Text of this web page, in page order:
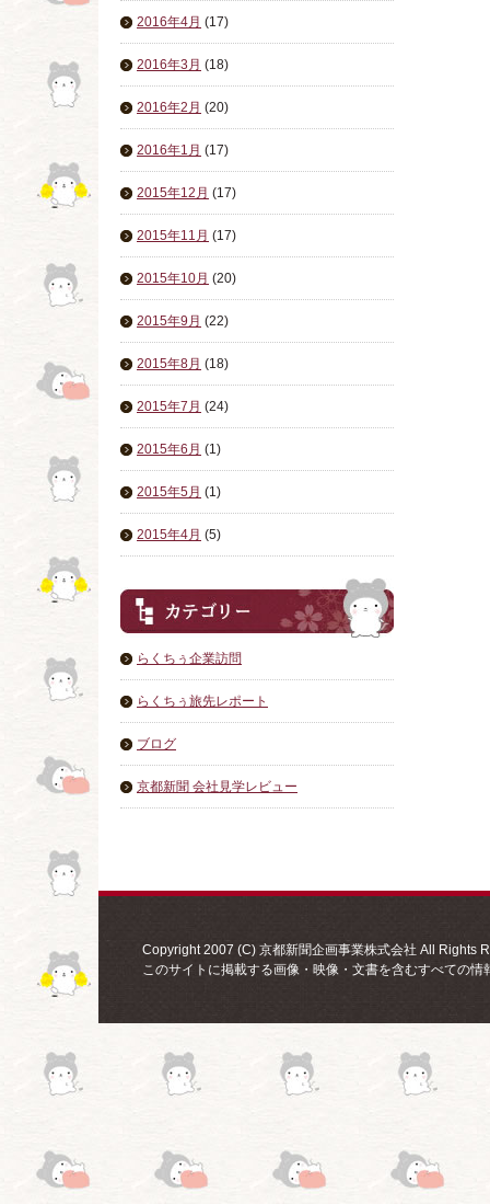
2016年4月 (17)
2016年3月 (18)
2016年2月 (20)
2016年1月 (17)
2015年12月 (17)
2015年11月 (17)
2015年10月 (20)
2015年9月 (22)
2015年8月 (18)
2015年7月 (24)
2015年6月 (1)
2015年5月 (1)
2015年4月 (5)
らくちぅ企業訪問
らくちぅ旅先レポート
ブログ
京都新聞 会社見学レビュー
Copyright 2007 (C) 京都新聞企画事業株式会社 All Rights
このサイトに掲載する画像・映像・文書を含むすべての